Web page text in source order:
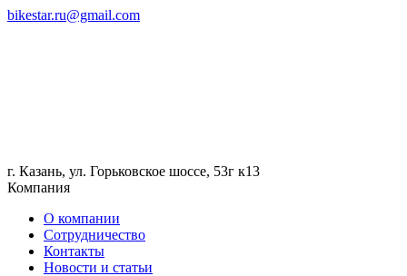
bikestar.ru@gmail.com
г. Казань, ул. Горьковское шоссе, 53г к13
Компания
О компании
Сотрудничество
Контакты
Новости и статьи